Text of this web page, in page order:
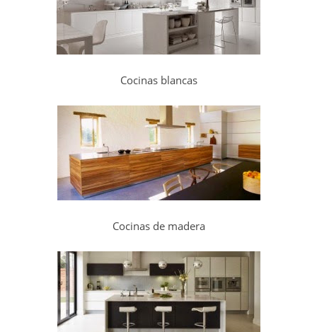
Cocinas blancas
Cocinas de madera